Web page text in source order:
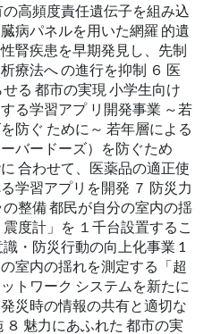
高頻度責任遺伝子を組み込
病パネルを用いた網羅 的遺
腎疾患を早期発見し、先制
療法へ の進行を抑制 ６ 医
る 都市の実現 小学生向け
る学習アプ リ開発事業 ～若
防ぐ ために～ 若年層による
バードーズ）を防ぐため
合わせて、医薬品の適正使
学習アプリを開発 ７ 防災力
整備 都民が自分の室内の揺
度計」を １千台設置するこ
・防災行動の向上化事業 1
室内の揺れを測定する「超
トワーク システムを新たに
災時の情報の共有と適切な
８ 魅力にあふれた 都市の実